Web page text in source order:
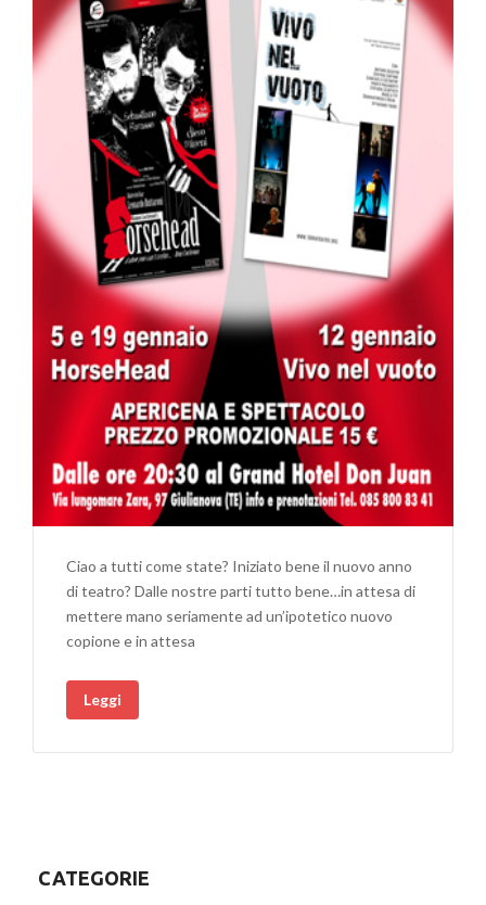
Ciao a tutti come state? Iniziato bene il nuovo anno
di teatro? Dalle nostre parti tutto bene…in attesa di
mettere mano seriamente ad un’ipotetico nuovo
copione e in attesa
Leggi
CATEGORIE